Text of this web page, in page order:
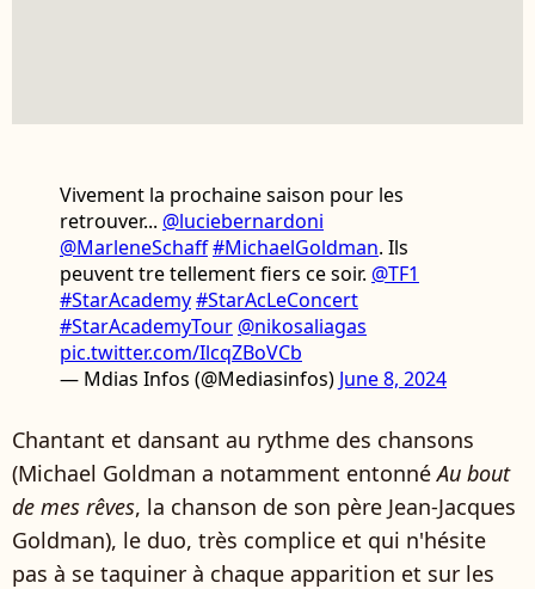
Vivement la prochaine saison pour les
retrouver... @luciebernardoni
@MarleneSchaff#MichaelGoldman. Ils
peuvent tre tellement fiers ce soir. @TF1
#StarAcademy#StarAcLeConcert
#StarAcademyTour @nikosaliagas
pic.twitter.com/IlcqZBoVCb
— Mdias Infos (@Mediasinfos) June 8, 2024
Chantant et dansant au rythme des chansons
(Michael Goldman a notamment entonnéAu bout
de mes rêves, la chanson de son père Jean-Jacques
Goldman), le duo, très complice et qui n'hésite
pas à se taquiner à chaque apparition et sur les